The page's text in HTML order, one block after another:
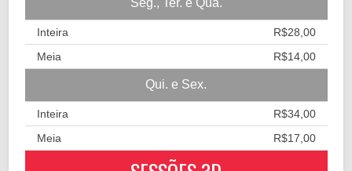
Inteira
R$28,00
Meia
R$14,00
Qui. e Sex.
Inteira
R$34,00
Meia
R$17,00